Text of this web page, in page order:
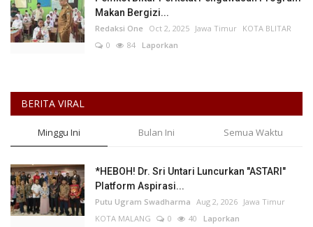
Makan Bergizi...
Redaksi One Oct 2, 2025 Jawa Timur KOTA BLITAR
0
84 Laporkan
BERITA VIRAL
Minggu Ini Bulan Ini Semua Waktu
*HEBOH! Dr. Sri Untari Luncurkan "ASTARI"
Platform Aspirasi...
Putu Ugram Swadharma Aug 2, 2026 Jawa Timur
KOTA MALANG
0 40 Laporkan